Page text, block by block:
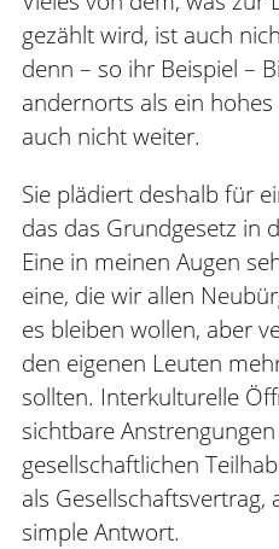
gezählt wird, ist auch
denn – so ihr Beispiel –
andernorts als ein
auch nicht weiter.
Sie plädiert deshalb für
das das Grundgesetz in
Eine in meinen Augen
eine, die wir allen
es bleiben wollen, aber
den eigenen Leuten
sollten. Interkulturelle
sichtbare
gesellschaftlichen
als Gesellschaftsvertrag,
simple Antwort.